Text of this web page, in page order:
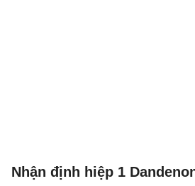
Nhận định hiệp 1